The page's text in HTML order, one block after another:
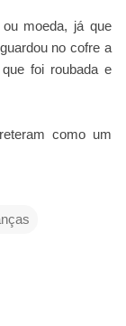
moeda, já que
no cofre a
foi roubada e
como um